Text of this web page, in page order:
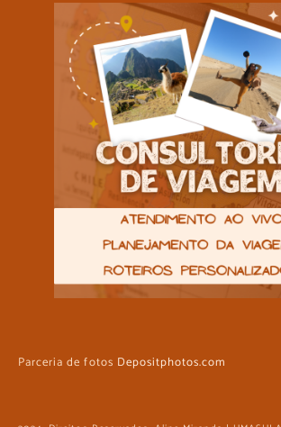
Parceria de fotos Depositphotos.com